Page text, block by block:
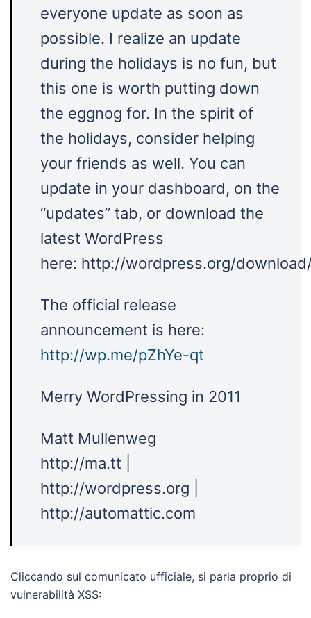
everyone update as soon as
possible. I realize an update
during the holidays is no fun, but
this one is worth putting down
the eggnog for. In the spirit of
the holidays, consider helping
your friends as well. You can
update in your dashboard, on the
“updates” tab, or download the
latest WordPress
here: http://wordpress.org/
The official release
announcement is here:
http://wp.me/pZhYe-qt
Merry WordPressing in 2011
Matt Mullenweg
http://ma.tt |
http://wordpress.org |
http://automattic.com
Cliccando sul comunicato ufficiale, si parla proprio di
vulnerabilità XSS: